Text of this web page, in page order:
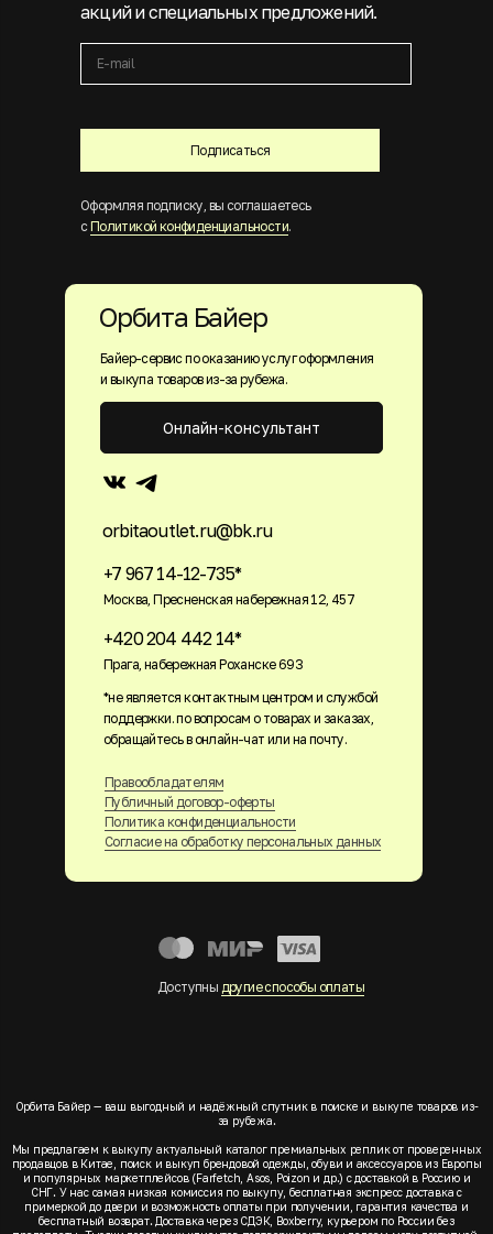
Подписаться
акций и специальных предложений.
Оформляя подписку, вы соглашаетесь
с Политикой конфиденциальности.
Байер-сервис по оказанию услуг оформления
и выкупа товаров из-за рубежа.
+7 967 14-12-735*
Москва, Пресненская набережная 12, 457
+420 204 442 14*
Прага, набережная Роханске 693
orbitaoutlet.ru@bk.ru
Правообладателям
Публичный договор-оферты
Политика конфиденциальности
Согласие на обработку персональных данных
Онлайн-консультант
Орбита Байер
Доступны другие способы оплаты
*не является контактным центром и службой
поддержки. по вопросам о товарах и заказах,
обращайтесь в онлайн-чат или на почту.
Орбита Байер — ваш выгодный и надёжный спутник в поиске и выкупе товаров из-
за рубежа.
Мы предлагаем к выкупу актуальный каталог премиальных реплик от проверенных
продавцов в Китае, поиск и выкуп брендовой одежды, обуви и аксессуаров из Европы
и популярных маркетплейсов (Farfetch, Asos, Poizon и др.) с доставкой в Россию и
СНГ. У нас самая низкая комиссия по выкупу, бесплатная экспресс доставка с
примеркой до двери и возможность оплаты при получении, гарантия качества и
бесплатный возврат. Доставка через СДЭК, Boxberry, курьером по России без